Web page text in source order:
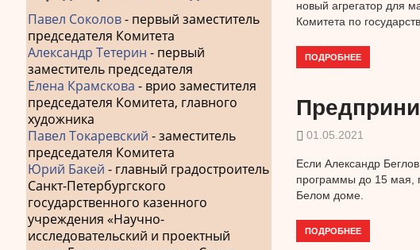
новый агрегатор для
Комитета по
ПОДРОБНЕЕ
01.05.2021
Если Александр
программы до 15 мая,
Белом доме.
ПОДРОБНЕЕ
Павел Соколов- первый заместитель
председателя Комитета
Александр Тетерин - первый
заместитель председателя
Елена Крамскова - врио заместителя
председателя Комитета, главного
художника
Павел Токаревский - заместитель
председателя Комитета
Юрий Бакей - главный градостроитель
Санкт-Петербургского
государственного казенного
учреждения «Научно-
исследовательский и проектный